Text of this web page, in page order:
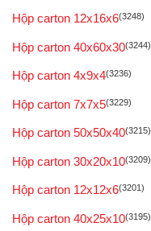
Hộp carton 12x16x6(3248)
Hộp carton 40x60x30(3244)
Hộp carton 4x9x4(3236)
Hộp carton 7x7x5(3229)
Hộp carton 50x50x40(3215)
Hộp carton 30x20x10(3209)
Hộp carton 12x12x6(3201)
Hộp carton 40x25x10(3195)